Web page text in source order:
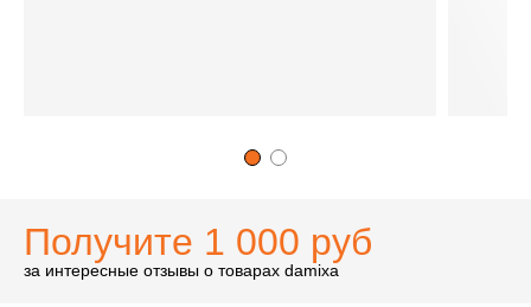
Получите 1 000 руб
за интересные отзывы о товарах damixa